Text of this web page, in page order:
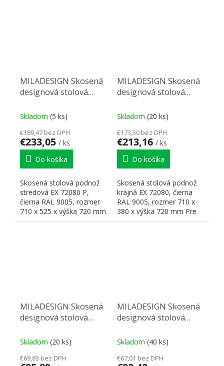
MILADESIGN Skosená
designová stolová
72080P čierna 720 mm
Skladom (5 ks)
€189,47 bez DPH
€233,05 / ks
Do košíka
Skosená stolová podnož
stredová EX 72080 P,
čierna RAL 9005, rozmer
710 x 525 x výška 720 mm
Pre stolovú dosku s...
MILADESIGN Skosená
designová stolová
72080 čierna 720 mm
Skladom (20 ks)
€173,30 bez DPH
€213,16 / ks
Do košíka
Skosená stolová podnož
krajná EX 72080, čierna
RAL 9005, rozmer 710 x
380 x výška 720 mm Pre
stolovú dosku s...
MILADESIGN Skosená
designová stolová
čierna 720 mm
Skladom (20 ks)
€69,83 bez DPH
MILADESIGN Skosená
designová stolová
čierna 720 mm
Skladom (40 ks)
€67,01 bez DPH